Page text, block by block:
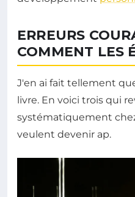
ERREURS
COMMENT LES
J'en ai fait tellement
livre. En voici trois qui
systématiquement
veulent devenir ap.